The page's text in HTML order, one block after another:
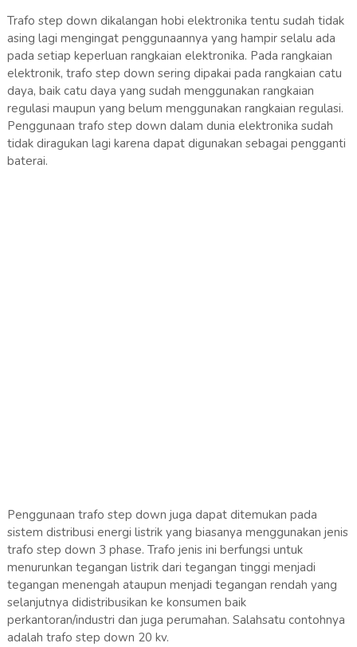
Trafo step down dikalangan hobi elektronika tentu sudah tidak
asing lagi mengingat penggunaannya yang hampir selalu ada
pada setiap keperluan rangkaian elektronika. Pada rangkaian
elektronik, trafo step down sering dipakai pada rangkaian catu
daya, baik catu daya yang sudah menggunakan rangkaian
regulasi maupun yang belum menggunakan rangkaian regulasi.
Penggunaan trafo step down dalam dunia elektronika sudah
tidak diragukan lagi karena dapat digunakan sebagai pengganti
baterai.
Penggunaan trafo step down juga dapat ditemukan pada
sistem distribusi energi listrik yang biasanya menggunakan jenis
trafo step down 3 phase. Trafo jenis ini berfungsi untuk
menurunkan tegangan listrik dari tegangan tinggi menjadi
tegangan menengah ataupun menjadi tegangan rendah yang
selanjutnya didistribusikan ke konsumen baik
perkantoran/industri dan juga perumahan. Salahsatu contohnya
adalah trafo step down 20 kv.